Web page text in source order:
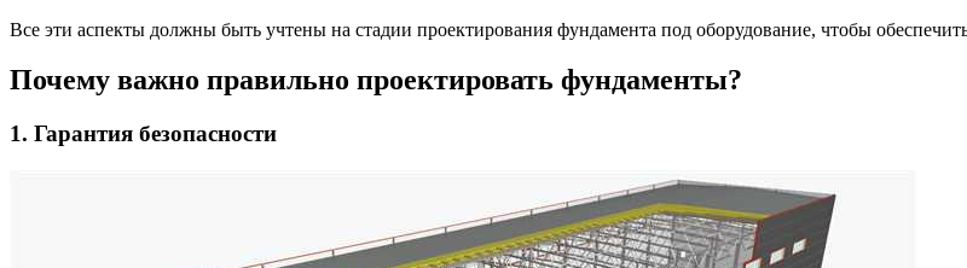
Все эти аспекты должны быть учтены на стадии проектирования фундамента под оборудование, чтобы
Почему важно правильно проектировать фундаменты?
1. Гарантия безопасности